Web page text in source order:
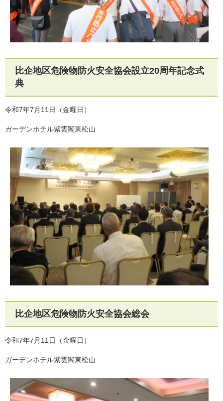
比企地区危険物防火安全協会設立20周年記念式
典
令和7年7月11日（金曜日）
ガーデンホテル紫雲閣東松山
比企地区危険物防火安全協会総会
令和7年7月11日（金曜日）
ガーデンホテル紫雲閣東松山